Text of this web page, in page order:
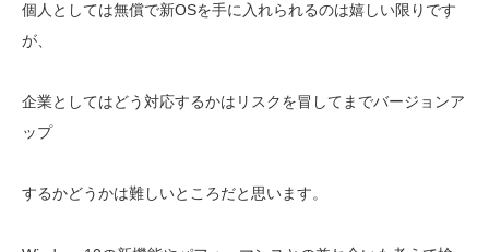
個人としては無償で新OSを手に入れられるのは嬉しい限りです
が、
企業としてはどう対応するかはリスクを冒してまでバージョンア
ップ
するかどうかは難しいところだと思います。